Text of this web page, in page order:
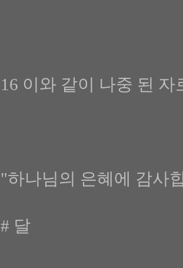
16 이와 같이 나중 된
"하나님의 은혜에 감사
# 달